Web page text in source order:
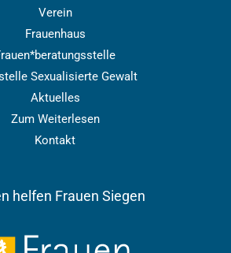
Verein
Frauenhaus
Sexualisierte Gewalt
Aktuelles
Zum Weiterlesen
Kontakt
helfen Frauen Siegen